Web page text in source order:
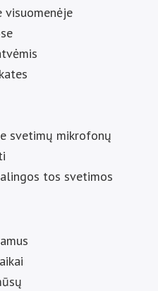
svetimų mikrofonų
tos svetimos